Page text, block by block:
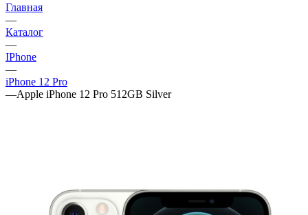
Главная
—
Каталог
—
IPhone
—
iPhone 12 Pro
—Apple iPhone 12 Pro 512GB Silver